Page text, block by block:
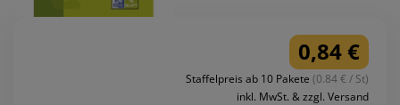
0,84 €
Staffelpreis ab 10 Pakete (0.84 € / St)
inkl. MwSt. & zzgl. Versand